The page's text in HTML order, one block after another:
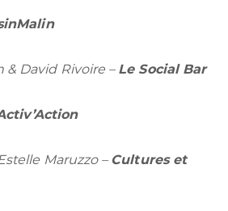
& David Rivoire – Le Social Bar
Maruzzo – Cultures et